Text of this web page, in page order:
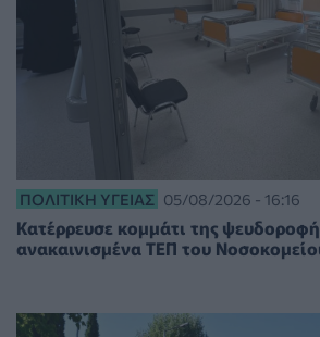
ΠΟΛΙΤΙΚΉ ΥΓΕΊΑΣ 05/08/2026 - 16:16
Κατέρρευσε κομμάτι της
ανακαινισμένα ΤΕΠ του